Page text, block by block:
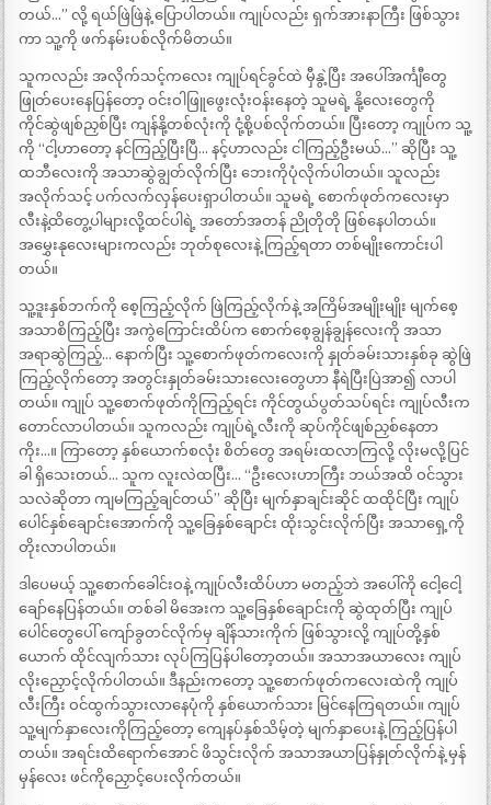
တယ်…” လို့ ရယ်ဖြဲဖြဲနဲ့ ပြောပါတယ်။ ကျုပ်လည်း ရှက်အားနာကြီး ဖြစ်သွား
ကာ သူ့ကို ဖက်နမ်းပစ်လိုက်မိတယ်။
သူကလည်း အလိုက်သင့်ကလေး ကျုပ်ရင်ခွင်ထဲ မှီနွဲ့ပြီး အပေါ်အင်္ကျီတွေ
ဖြုတ်ပေးနေပြန်တော့ ဝင်းဝါဖြူဖွေးလုံးဝန်းနေတဲ့ သူမရဲ့ နို့လေးတွေကို
ကိုင်ဆွဲဖျစ်ညှစ်ပြီး ကျန်နို့တစ်လုံးကို ငုံ့စို့ပစ်လိုက်တယ်။ ပြီးတော့ ကျုပ်က သူ့
ကို “ငါ့ဟာတော့ နင်ကြည့်ပြီးပြီ… နင့်ဟာလည်း ငါကြည့်ဦးမယ်…” ဆိုပြီး သူ့
ထဘီလေးကို အသာဆွဲချွတ်လိုက်ပြီး ဘေးကိုပုံလိုက်ပါတယ်။ သူလည်း
အလိုက်သင့် ပက်လက်လှန်ပေးရှာပါတယ်။ သူမရဲ့ စောက်ဖုတ်ကလေးမှာ
လီးနဲ့ထိတွေ့ပါများလို့ထင်ပါရဲ့ အတော်အတန် ညိုတိုတို ဖြစ်နေပါတယ်။
အမွှေးနုလေးများကလည်း ဘုတ်စုလေးနဲ့ ကြည့်ရတာ တစ်မျိုးကောင်းပါ
တယ်။
သူ့ဒူးနှစ်ဘက်ကို စေ့ကြည့်လိုက် ဖြဲကြည့်လိုက်နဲ့ အကြိမ်အမျိုးမျိုး မျက်စေ့
အသာစိကြည့်ပြီး အကွဲကြောင်းထိပ်က စောက်စေ့ချွန်ချွန်လေးကို အသာ
အရာဆွဲကြည့်… နောက်ပြီး သူ့စောက်ဖုတ်ကလေးကို နှုတ်ခမ်းသားနှစ်ခု ဆွဲဖြဲ
ကြည့်လိုက်တော့ အတွင်းနှုတ်ခမ်းသားလေးတွေဟာ နီရဲပြီးပြဲအာ၍ လာပါ
တယ်။ ကျုပ် သူ့စောက်ဖုတ်ကိုကြည့်ရင်း ကိုင်တွယ်ပွတ်သပ်ရင်း ကျုပ်လီးက
တောင်လာပါတယ်။ သူကလည်း ကျုပ်ရဲ့လီးကို ဆုပ်ကိုင်ဖျစ်ညှစ်နေတာ
ကိုး…။ ကြာတော့ နှစ်ယောက်စလုံး စိတ်တွေ အရမ်းထလာကြလို့ လိုးမလို့ပြင်
ခါ ရှိသေးတယ်… သူက လူးလဲထပြီး… “ဦးလေးဟာကြီး ဘယ်အထိ ဝင်သွား
သလဲဆိုတာ ကျမကြည့်ချင်တယ်” ဆိုပြီး မျက်နှာချင်းဆိုင် ထထိုင်ပြီး ကျုပ်
ပေါင်နှစ်ချောင်းအောက်ကို သူ့ခြေနှစ်ချောင်း ထိုးသွင်းလိုက်ပြီး အသာရှေ့ကို
တိုးလာပါတယ်။
ဒါပေမယ့် သူ့စောက်ခေါင်းဝနဲ့ ကျုပ်လီးထိပ်ဟာ မတည့်ဘဲ အပေါ်ကို ငေါ့ငေါ့
ချော်နေပြန်တယ်။ တစ်ခါ မိအေးက သူ့ခြေနှစ်ချောင်းကို ဆွဲထုတ်ပြီး ကျုပ်
ပေါင်တွေပေါ် ကျော်ခွတင်လိုက်မှ ချိန်သားကိုက် ဖြစ်သွားလို့ ကျုပ်တို့နှစ်
ယောက် ထိုင်လျက်သား လုပ်ကြပြန်ပါတော့တယ်။ အသာအယာလေး ကျုပ်
လိုးညှောင့်လိုက်ပါတယ်။ ဒီနည်းကတော့ သူ့စောက်ဖုတ်ကလေးထဲကို ကျုပ်
လီးကြီး ဝင်ထွက်သွားလာနေပုံကို နှစ်ယောက်သား မြင်နေကြရတယ်။ ကျုပ်
သူ့မျက်နှာလေးကိုကြည့်တော့ ကျေနပ်နှစ်သိမ့်တဲ့ မျက်နှာပေးနဲ့ ကြည့်ပြန်ပါ
တယ်။ အရင်းထိရောက်အောင် ဖိသွင်းလိုက် အသာအယာပြန်နှုတ်လိုက်နဲ့ မှန်
မှန်လေး ဖင်ကိုညှောင့်ပေးလိုက်တယ်။